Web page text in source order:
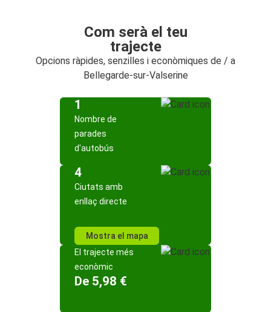
Com serà el teu
trajecte
Opcions ràpides, senzilles i econòmiques de / a
Bellegarde-sur-Valserine
1
Nombre de
parades
d'autobús
4
Ciutats amb
enllaç directe
Mostra el mapa
El trajecte més
econòmic
De 5,98 €